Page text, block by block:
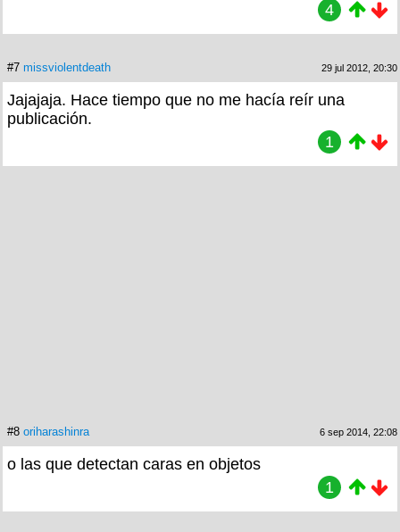
4
#7 missviolentdeath 29 jul 2012, 20:30
Jajajaja. Hace tiempo que no me hacía reír una
publicación.
1
#8 oriharashinra 6 sep 2014, 22:08
o las que detectan caras en objetos
1